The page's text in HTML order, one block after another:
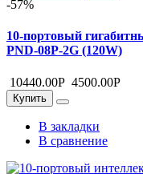
-57%
10-портовый
PND-08P-2G (120W)
10440.00Р 4500.00Р
Купить
В закладки
В сравнение